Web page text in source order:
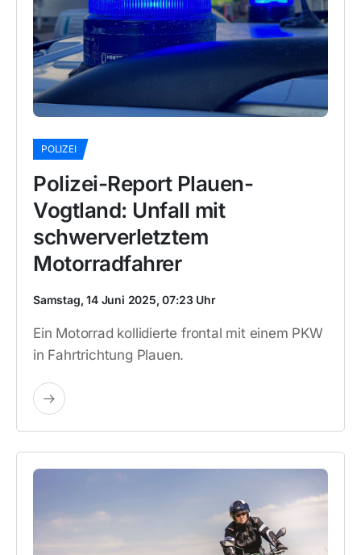
POLIZEI
Polizei-Report Plauen-
Vogtland: Unfall mit
schwerverletztem
Motorradfahrer
Samstag, 14 Juni 2025, 07:23 Uhr
Ein Motorrad kollidierte frontal mit einem PKW
in Fahrtrichtung Plauen.